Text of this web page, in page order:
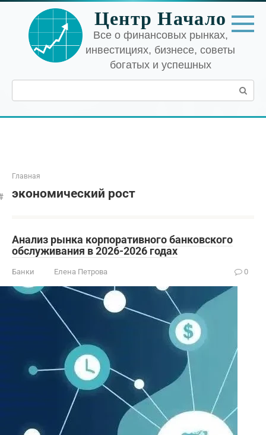
Перейти
контенту
Центр Начало
Все о финансовых рынках,
инвестициях, бизнесе, советы
богатых и успешных
Поиск:
Главная
экономический рост
Анализ рынка корпоративного банковского
обслуживания в 2026-2026 годах
Банки Елена Петрова 0